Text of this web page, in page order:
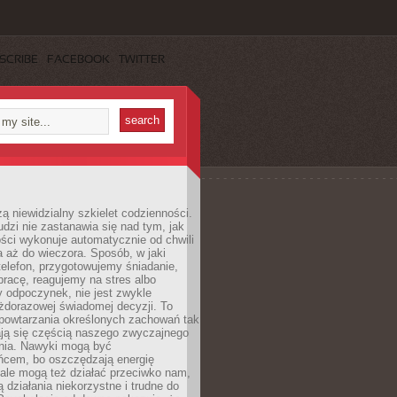
FACEBOOK TWITTER
niewidzialny szkielet codzienności.
nie zastanawia się nad tym, jak
wykonuje automatycznie od chwili
aż do wieczora. Sposób, w jaki
przygotowujemy śniadanie,
reagujemy na stres albo
odpoczynek, nie jest zwykle
świadomej decyzji. To
określonych zachowań tak
się częścią naszego zwyczajnego
Nawyki mogą być
bo oszczędzają energię
mogą też działać przeciwko nam,
działania niekorzystne i trudne do